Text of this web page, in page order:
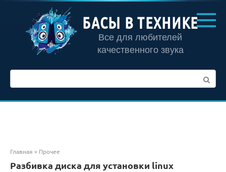
контенту
БАСЫ В ТЕХНИКЕ
Все для любителей
качественного звука
Главная » Прочее
Разбивка диска для установки linux